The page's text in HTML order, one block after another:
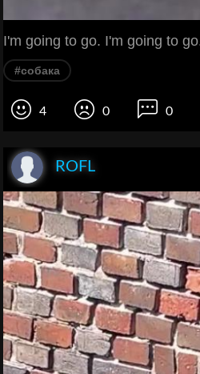
I'm going to go. I'm going to
#собака
4 0 0
ROFL